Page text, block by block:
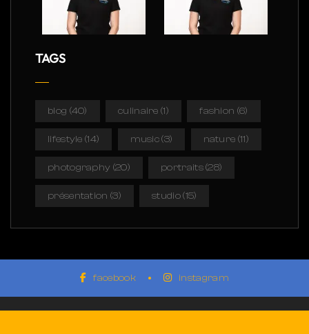
TAGS
blog (40) culinaire (1) fashion (6)
lifestyle (14) music(3) nature (11)
photography (20) portraits(28)
présentation (3) studio(15)
facebook instagram